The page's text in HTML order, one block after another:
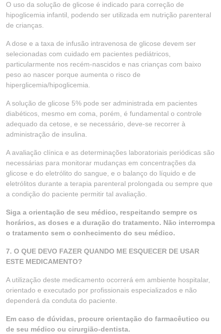
O uso da solução de glicose é indicado para correção de
hipoglicemia infantil, podendo ser utilizada em nutrição parenteral
de crianças.
A dose e a taxa de infusão intravenosa de glicose devem ser
selecionadas com cuidado em pacientes pediátricos,
particularmente nos recém-nascidos e nas crianças com baixo
peso ao nascer porque aumenta o risco de
hiperglicemia/hipoglicemia.
A solução de glicose 5% pode ser administrada em pacientes
diabéticos, mesmo em coma, porém, é fundamental o controle
adequado da cetose, e se necessário, deve-se recorrer à
administração de insulina.
A avaliação clínica e as determinações laboratoriais periódicas são
necessárias para monitorar mudanças em concentrações da
glicose e do eletrólito do sangue, e o balanço do líquido e de
eletrólitos durante a terapia parenteral prolongada ou sempre que
a condição do paciente permitir tal avaliação.
Siga a orientação de seu médico, respeitando sempre os
horários, as doses e a duração do tratamento. Não interrompa
o tratamento sem o conhecimento do seu médico.
7. O QUE DEVO FAZER QUANDO ME ESQUECER DE USAR
ESTE MEDICAMENTO?
A utilização deste medicamento ocorrerá em ambiente hospitalar,
orientado e executado por profissionais especializados e não
dependerá da conduta do paciente.
Em caso de dúvidas, procure orientação do farmacêutico ou
de seu médico ou cirurgião-dentista.